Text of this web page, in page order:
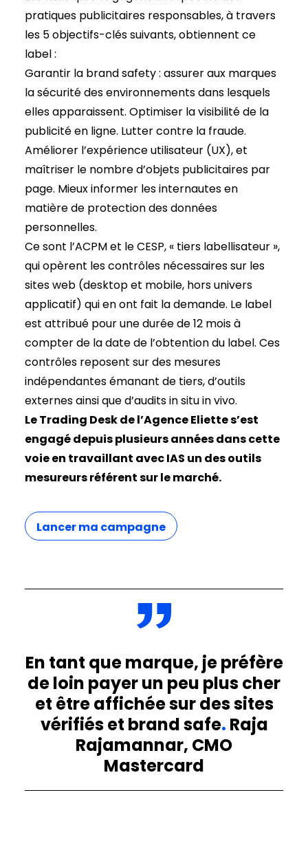
pratiques publicitaires responsables, à travers
les 5 objectifs-clés suivants, obtiennent ce
label :
Garantir la brand safety : assurer aux marques
la sécurité des environnements dans lesquels
elles apparaissent. Optimiser la visibilité de la
publicité en ligne. Lutter contre la fraude.
Améliorer l’expérience utilisateur (UX), et
maîtriser le nombre d’objets publicitaires par
page. Mieux informer les internautes en
matière de protection des données
personnelles.
Ce sont l’ACPM et le CESP, « tiers labellisateur »,
qui opèrent les contrôles nécessaires sur les
sites web (desktop et mobile, hors univers
applicatif) qui en ont fait la demande. Le label
est attribué pour une durée de 12 mois à
compter de la date de l’obtention du label. Ces
contrôles reposent sur des mesures
indépendantes émanant de tiers, d’outils
externes ainsi que d’audits in situ in vivo.
Le Trading Desk de l’Agence Eliette s’est
engagé depuis plusieurs années dans cette
voie en travaillant avec IAS un des outils
mesureurs référent sur le marché.
Lancer ma campagne
En tant que marque, je préfère
de loin payer un peu plus cher
et être affichée sur des sites
vérifiés et brand safe. Raja
Rajamannar, CMO
Mastercard